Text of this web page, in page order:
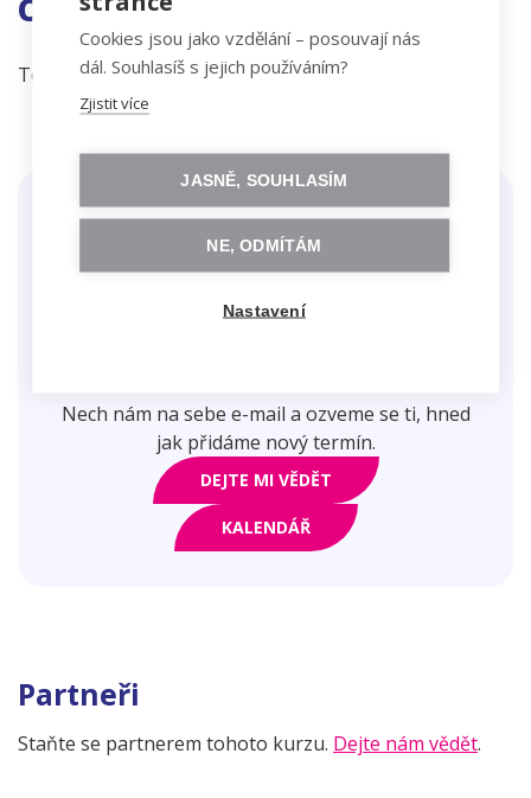
OTEVŘENÉ TERMÍNY
Teď zrovna pro tebe žádný vhodný termín nemáme.
Nech nám na sebe e-mail a ozveme se ti, hned
jak přidáme nový termín.
DEJTE MI VĚDĚT
KALENDÁŘ
Partneři
Staňte se partnerem tohoto kurzu. Dejte nám vědět.
Cookies jsou jako vzdělání – posouvají nás
dál. Souhlasíš s jejich používáním?
Zjistit více
JASNĚ, SOUHLASÍM
NE, ODMÍTÁM
Nastavení